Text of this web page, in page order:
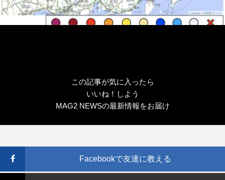
この記事が気に入ったら
いいね！しよう
MAG2 NEWSの最新情報をお届け
Facebookで友達に教える